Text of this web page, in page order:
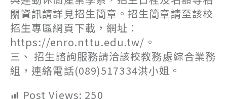
關資訊請詳見招生簡章。招生簡章請至該校
招生專區網頁下載，網址：
https://enro.nttu.edu.tw/。
三、 招生諮詢服務請洽該校教務處綜合業務
組，連絡電話(089)517334洪小姐。
Post Views: 250